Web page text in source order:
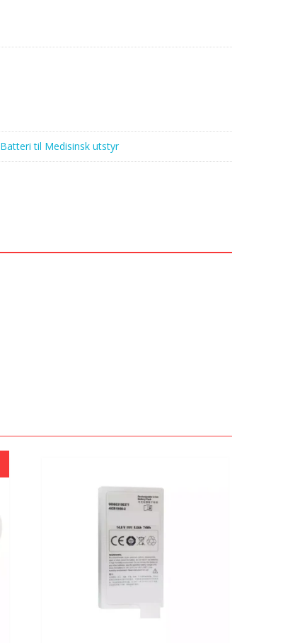
Batteri til Medisinsk utstyr